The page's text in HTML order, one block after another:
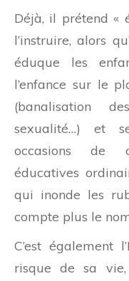
Déjà, il prétend «
l’instruire, alors
éduque les
l’enfance sur le
(banalisation
sexualité…) et
occasions de
éducatives
qui inonde les
compte plus le
C’est également
risque de sa